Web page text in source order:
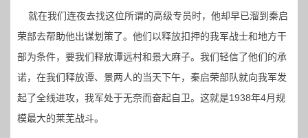
就在我们连夜去找这位所谓的高级专员时，他却早已溜到秦启
荣部去帮助他出谋划策了。他们以释放扣押的我军战士和地方干
部为条件，要我们释放谭远村和景大麻子。我们轻信了他们的承
诺，在我们释放谭、景两人的当天下午，秦启荣部队就向我军发
起了全线进攻，我军处于无奈而奋起自卫。这就是1938年4月规
模最大的莱芜战斗。